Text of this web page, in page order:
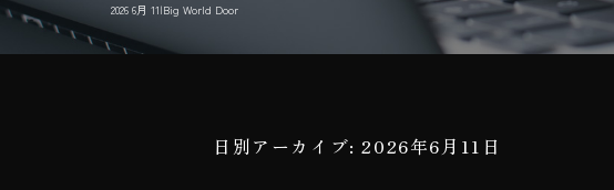
2026 6月 11|Big World Door
日別アーカイブ:2026年6月11日